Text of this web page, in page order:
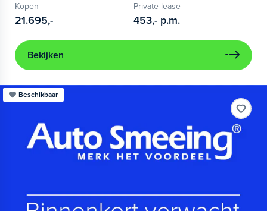
Kopen
21.695,-
Private lease
453,- p.m.
Bekijken
Beschikbaar